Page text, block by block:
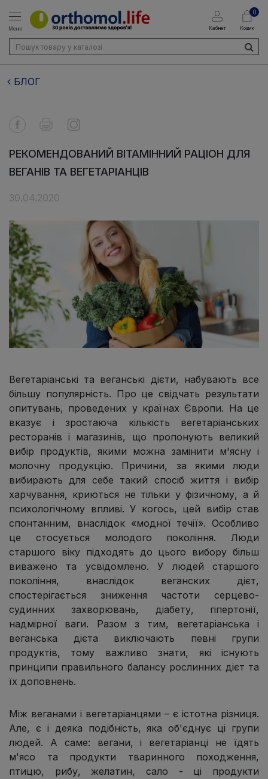
Меню Кабінет
0
Кошик
БЛОГ
РЕКОМЕНДОВАНИЙ ВІТАМІННИЙ РАЦІОН ДЛЯ
ВЕГАНІВ ТА ВЕГЕТАРІАНЦІВ
30.04.2020
Вегетаріанські та веганські дієти, набувають все
більшу популярність. Про це свідчать результати
опитувань, проведених у країнах Європи. На це
вказує і зростаюча кількість вегетаріанських
ресторанів і магазинів, що пропонують великий
вибір продуктів, якими можна замінити м'ясну і
молочну продукцію. Причини, за якими люди
вибирають для себе такий спосіб життя і вибір
харчування, криються не тільки у фізичному, а й
психологічному впливі. У когось, цей вибір став
спонтанним, внаслідок «модної течії». Особливо
це стосується молодого покоління. Люди
старшого віку підходять до цього вибору більш
виважено та усвідомлено. У людей старшого
покоління, внаслідок веганских дієт,
спостерігається зниження частоти серцево-
судинних захворювань, діабету, гіпертонії,
надмірної ваги. Разом з тим, вегетаріанська і
веганська дієта виключають певні групи
продуктів, тому важливо знати, які існують
принципи правильного балансу рослинних дієт та
їх доповнень.
Між веганами і вегетаріанцями – є істотна різниця.
Але, є і деяка подібність, яка об'єднує ці групи
людей. А саме: вегани, і вегетаріанці не їдять
м'ясо та продукти тваринного походження,
птицю, рибу, желатин, сало - ці продукти